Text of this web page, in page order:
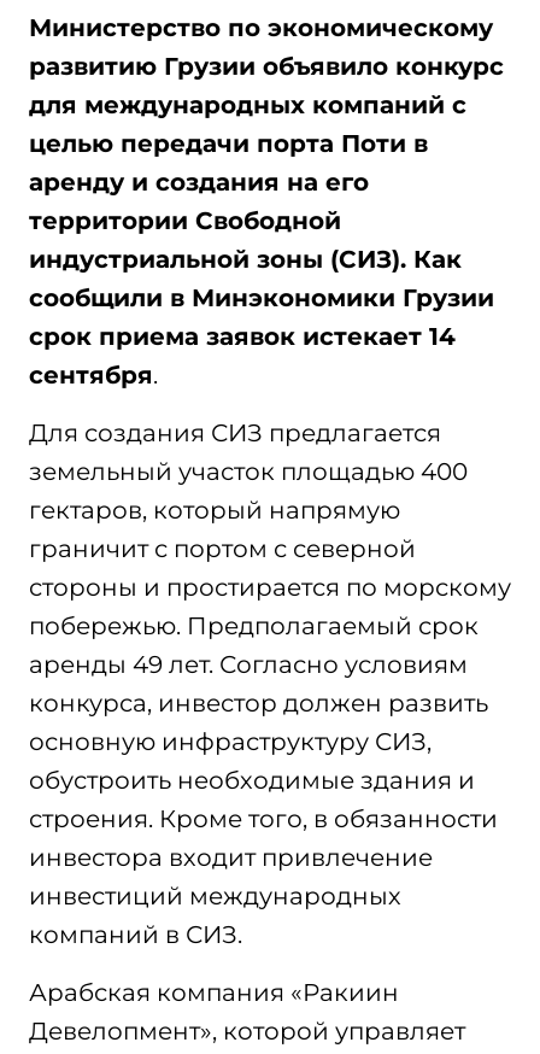
Министерство по экономическому
развитию Грузии объявило конкурс
для международных компаний с
целью передачи порта Поти в
аренду и создания на его
территории Свободной
индустриальной зоны (СИЗ). Как
сообщили в Минэкономики Грузии
срок приема заявок истекает 14
сентября.
Для создания СИЗ предлагается
земельный участок площадью 400
гектаров, который напрямую
граничит с портом с северной
стороны и простирается по морскому
побережью. Предполагаемый срок
аренды 49 лет. Согласно условиям
конкурса, инвестор должен развить
основную инфраструктуру СИЗ,
обустроить необходимые здания и
строения. Кроме того, в обязанности
инвестора входит привлечение
инвестиций международных
компаний в СИЗ.
Арабская компания «Ракиин
Девелопмент», которой управляет